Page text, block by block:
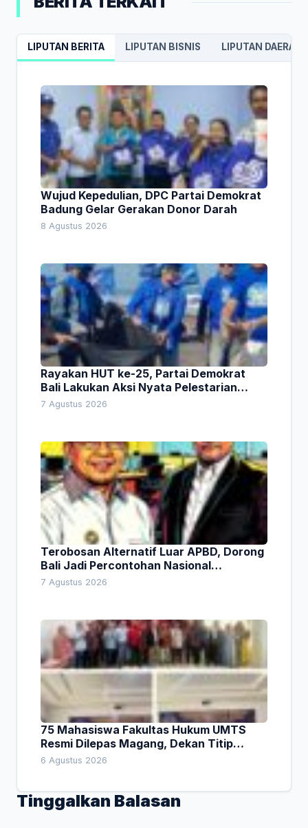
LIPUTAN BERITA LIPUTAN BISNIS LIPUTAN DAERAH
Wujud Kepedulian, DPC Partai Demokrat
Badung Gelar Gerakan Donor Darah
8 Agustus 2026
Rayakan HUT ke-25, Partai Demokrat
Bali Lakukan Aksi Nyata Pelestarian
Lingkungan
7 Agustus 2026
Terobosan Alternatif Luar APBD, Dorong
Bali Jadi Percontohan Nasional
Pembiayaan Daerah
7 Agustus 2026
75 Mahasiswa Fakultas Hukum UMTS
Resmi Dilepas Magang, Dekan Titip
Empat Pesan Penting
6 Agustus 2026
Tinggalkan Balasan